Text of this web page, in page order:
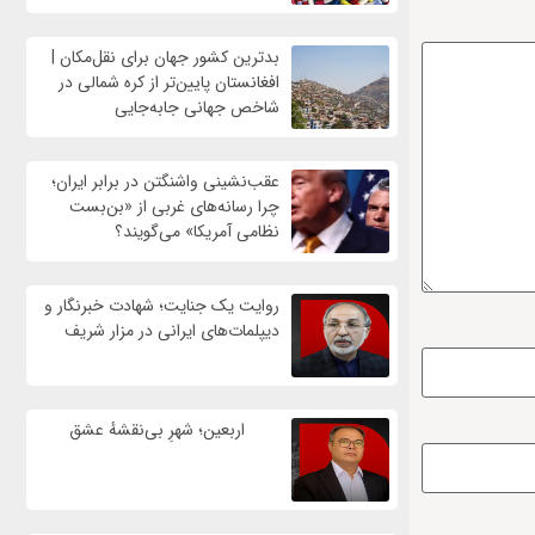
بدترین کشور جهان برای نقل‌مکان |
افغانستان پایین‌تر از کره شمالی در
شاخص جهانی جابه‌جایی
عقب‌نشینی واشنگتن در برابر ایران؛
چرا رسانه‌های غربی از «بن‌بست
نظامی آمریکا» می‌گویند؟
روایت یک جنایت؛ شهادت خبرنگار و
دیپلمات‌های ایرانی در مزار شریف
اربعین؛ شهرِ بی‌نقشهٔ عشق